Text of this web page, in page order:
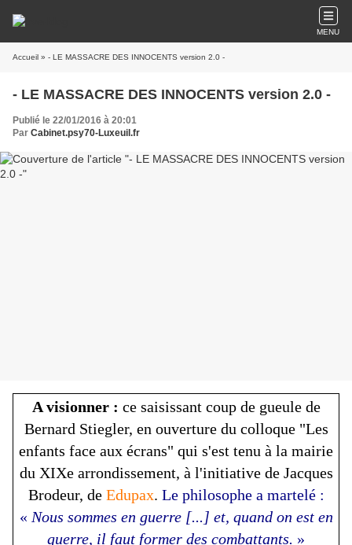
MENU
Accueil » - LE MASSACRE DES INNOCENTS version 2.0 -
- LE MASSACRE DES INNOCENTS version 2.0 -
Publié le 22/01/2016 à 20:01
Par Cabinet.psy70-Luxeuil.fr
A visionner : ce saisissant coup de gueule de
Bernard Stiegler, en ouverture du colloque "Les
enfants face aux écrans" qui s'est tenu à la mairie
du XIXe arrondissement, à l'initiative de Jacques
Brodeur, de Edupax. Le philosophe a martelé :
« Nous sommes en guerre [...] et, quand on est en
guerre, il faut former des combattants. »